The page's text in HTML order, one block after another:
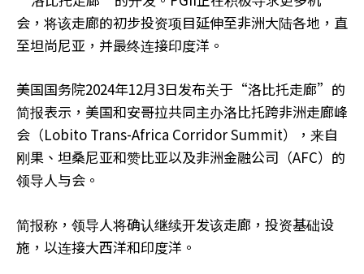
会，将该走廊的初步投资项目延伸至非洲大陆各地，直
至坦尚尼亚，并最终连接印度洋。
美国国务院2024年12月3日发布关于“洛比托走廊”的
简报表示，美国和安哥拉共同主办洛比托跨非洲走廊峰
会（Lobito Trans-Africa Corridor Summit），来自
刚果、坦桑尼亚和赞比亚以及非洲金融公司（AFC）的
领导人与会。
简报称，领导人将确认继续开发该走廊，投资基础设
施，以连接大西洋和印度洋。